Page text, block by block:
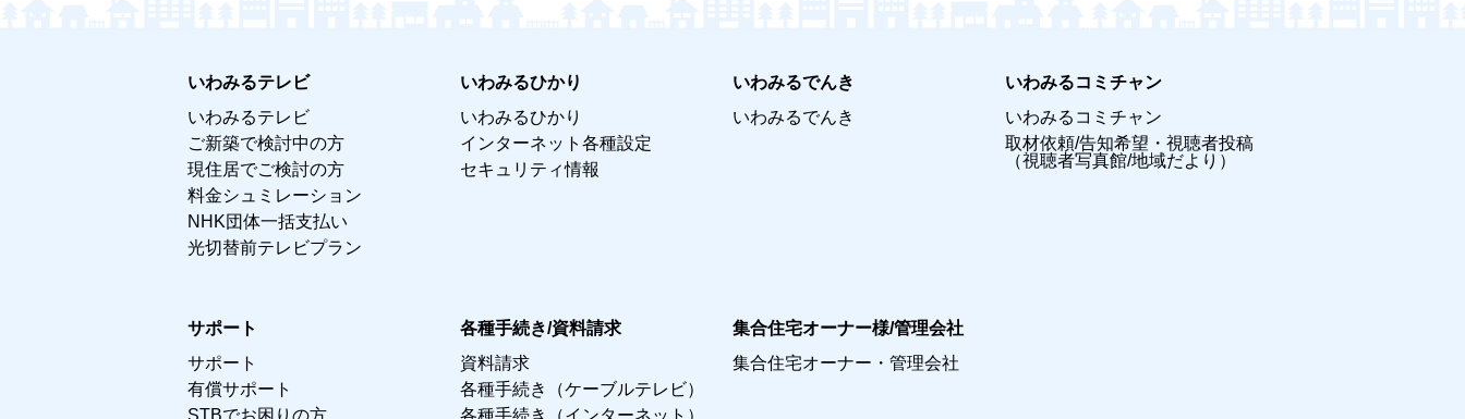
いわみるテレビ
いわみるテレビ
ご新築で検討中の方
現住居でご検討の方
料金シュミレーション
NHK団体一括支払い
光切替前テレビプラン
いわみるひかり
いわみるひかり
インターネット各種設定
セキュリティ情報
いわみるでんき
いわみるでんき
いわみるコミチャン
いわみるコミチャン
取材依頼/告知希望・視聴者投稿
（視聴者写真館/地域だより）
サポート
サポート
有償サポート
STBでお困りの方
各種手続き/資料請求
資料請求
各種手続き（ケーブルテレビ）
各種手続き（インターネット）
集合住宅オーナー様/管理会社
集合住宅オーナー・管理会社